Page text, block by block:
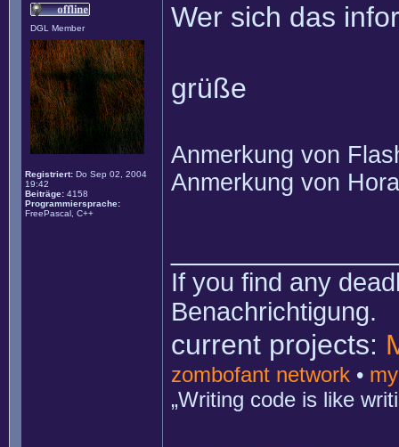
DGL Member
Registriert: Do Sep 02, 2004
19:42
Beiträge: 4158
Programmiersprache:
FreePascal, C++
Wer sich das
grüße
Anmerkung von
Anmerkung von
If you find any
Benachrichtigung.
current projects:
zombofant network •
„Writing code is like